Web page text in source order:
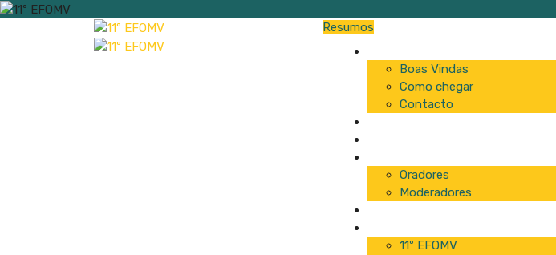
Resumos
Boas Vindas
Como chegar
Contacto
Oradores
Moderadores
11º EFOMV